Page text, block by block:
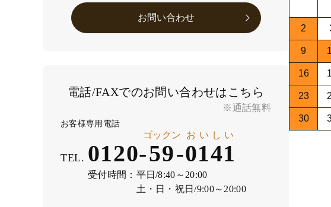
お問い合わせ
電話/FAXでのお問い合わせはこちら
※通話無料
お客様専用電話
TEL. 0120-59
ゴックン
-0141
おいしい
受付時間： 平日/8:40～20:00
土・日・祝日/9:00～20:00
2
9
16
23
30